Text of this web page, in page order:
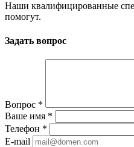
Наши квалифицированные
помогут.
Задать вопрос
Вопрос *
Ваше имя *
Телефон *
E-mail